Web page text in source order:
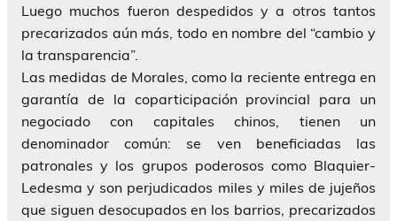
Luego muchos fueron despedidos y a otros tantos
precarizados aún más, todo en nombre del “cambio y
la transparencia”.
Las medidas de Morales, como la reciente entrega en
garantía de la coparticipación provincial para un
negociado con capitales chinos, tienen un
denominador común: se ven beneficiadas las
patronales y los grupos poderosos como Blaquier-
Ledesma y son perjudicados miles y miles de jujeños
que siguen desocupados en los barrios, precarizados